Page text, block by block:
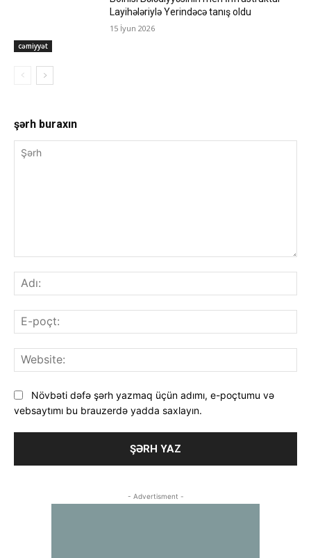
cəmiyyət
Layihələriylə Yerindəcə tanış oldu
15 İyun 2026
şərh buraxın
Növbəti dəfə şərh yazmaq üçün adımı, e-poçtumu və
vebsaytımı bu brauzerdə yadda saxlayın.
- Advertisment -